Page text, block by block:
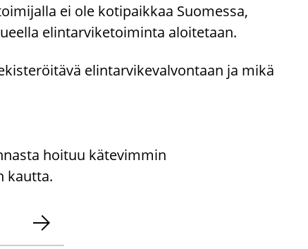
ei ole ko­ti­paik­kaa Suo­mes­sa,
elin­tar­vi­ke­toi­min­ta aloi­te­taan.
elin­tar­vi­ke­val­von­taan ja mikä
hoituu kätevimmin
kautta.